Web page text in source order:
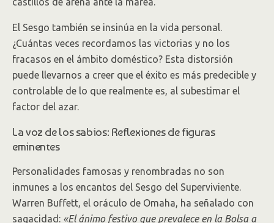
El Sesgo también se insinúa en la vida personal.
¿Cuántas veces recordamos las victorias y no los
fracasos en el ámbito doméstico? Esta distorsión
puede llevarnos a creer que el éxito es más predecible y
controlable de lo que realmente es, al subestimar el
factor del azar.
La voz de los sabios: Reflexiones de figuras
eminentes
Personalidades famosas y renombradas no son
inmunes a los encantos del Sesgo del Superviviente.
Warren Buffett, el oráculo de Omaha, ha señalado con
sagacidad: «El ánimo festivo que prevalece en la Bolsa a